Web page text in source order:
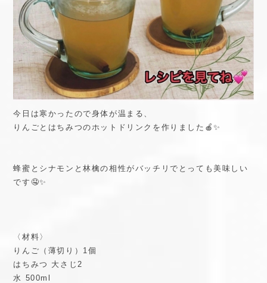
今日は寒かったので身体が温まる、
りんごとはちみつのホットドリンクを作りました🍎✨
蜂蜜とシナモンと林檎の相性がバッチリでとっても美味しい
です🤤✨
〈材料〉
りんご（薄切り）1個
はちみつ 大さじ2
水 500ml